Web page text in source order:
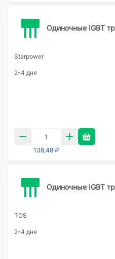
Одиночные IGBT
Starpower
2-4 дня
138,48 ₽
Одиночные IGBT
TOS
2-4 дня